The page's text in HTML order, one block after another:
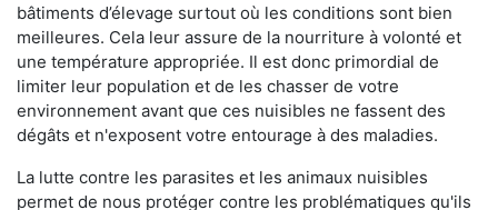
bâtiments d’élevage surtout où les conditions sont bien
meilleures. Cela leur assure de la nourriture à volonté et
une température appropriée. Il est donc primordial de
limiter leur population et de les chasser de votre
environnement avant que ces nuisibles ne fassent des
dégâts et n'exposent votre entourage à des maladies.
La lutte contre les parasites et les animaux nuisibles
permet de nous protéger contre les problématiques qu'ils